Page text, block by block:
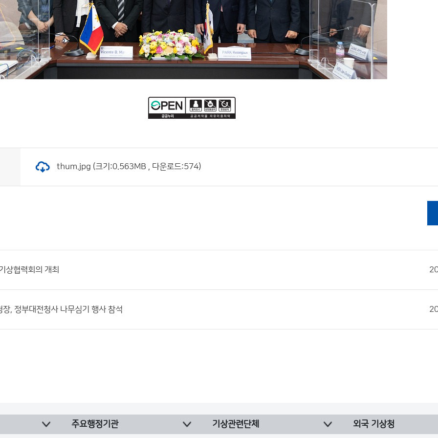
thum.jpg (크기:0.563MB , 다운로드:574)
상협력회의 개최
장, 정부대전청사 나무심기 행사 참석
주요행정기관 기상관련단체 외국 기상청